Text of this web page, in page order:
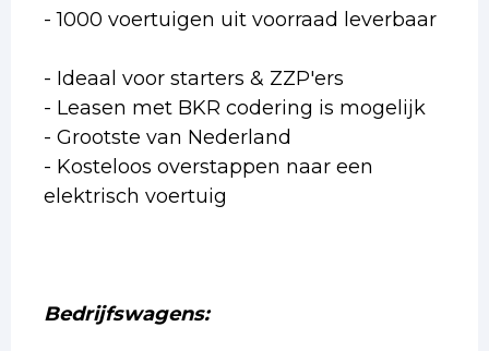
- 1000 voertuigen uit voorraad leverbaar
- Ideaal voor starters & ZZP'ers
- Leasen met BKR codering is mogelijk
- Grootste van Nederland
- Kosteloos overstappen naar een
elektrisch voertuig
Bedrijfswagens: